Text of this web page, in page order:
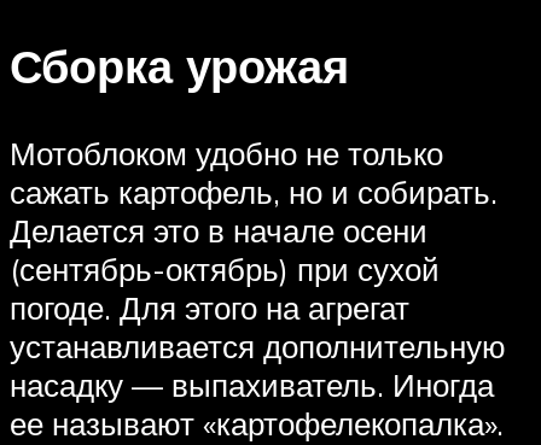
Сборка урожая
Мотоблоком удобно не только
сажать картофель, но и собирать.
Делается это в начале осени
(сентябрь-октябрь) при сухой
погоде. Для этого на агрегат
устанавливается дополнительную
насадку — выпахиватель. Иногда
ее называют «картофелекопалка».